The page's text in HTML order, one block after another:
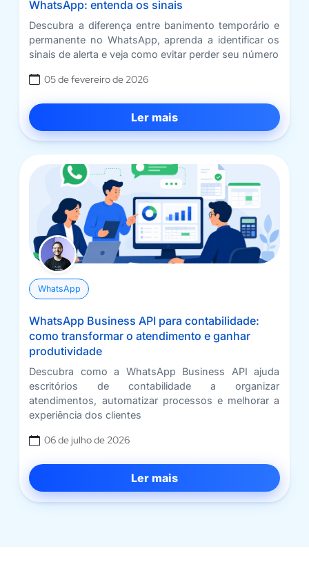
WhatsApp: entenda os sinais
Descubra a diferença entre banimento temporário e
permanente no WhatsApp, aprenda a identificar os
sinais de alerta e veja como evitar perder seu número
05 de fevereiro de 2026
Ler mais
WhatsApp
WhatsApp Business API para contabilidade:
como transformar o atendimento e ganhar
produtividade
Descubra como a WhatsApp Business API ajuda
escritórios de contabilidade a organizar
atendimentos, automatizar processos e melhorar a
experiência dos clientes
06 de julho de 2026
Ler mais